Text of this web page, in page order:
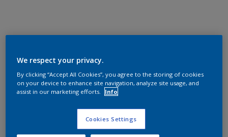
We respect your privacy.
By clicking “Accept All Cookies”, you agree to the storing of cookies
on your device to enhance site navigation, analyze site usage, and
assist in our marketing efforts.
Info
Cookies Settings